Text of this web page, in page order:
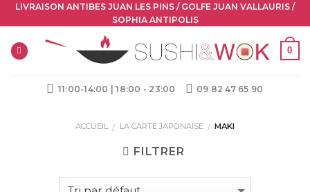
Skip
to
content
LIVRAISON ANTIBES JUAN LES PINS / GOLFE JUAN VALLAURIS /
SOPHIA ANTIPOLIS
0
11:00-14:00 | 18:00 - 23:00 09 82 47 65 90
ACCUEIL / LA CARTE JAPONAISE / MAKI
FILTRER